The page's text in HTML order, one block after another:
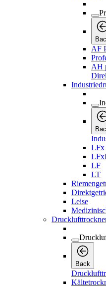
AF
AH
LFx
LF
LT
Leise
Back